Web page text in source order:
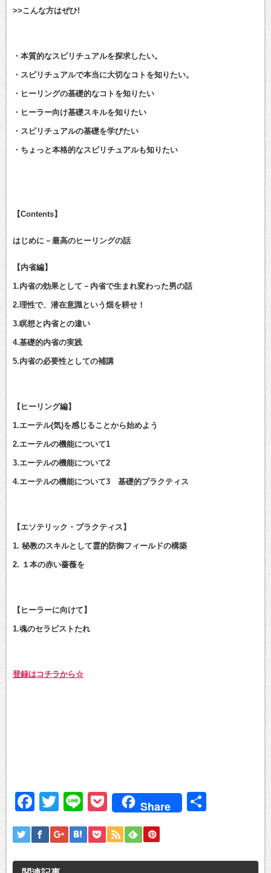
>>こんな方はぜひ!
・本質的なスピリチュアルを探求したい。
・スピリチュアルで本当に大切なコトを知りたい。
・ヒーリングの基礎的なコトを知りたい
・ヒーラー向け基礎スキルを知りたい
・スピリチュアルの基礎を学びたい
・ちょっと本格的なスピリチュアルも知りたい
【Contents】
はじめに－最高のヒーリングの話
【内省編】
1.内省の効果として－内省で生まれ変わった男の話
2.理性で、潜在意識という畑を耕せ！
3.瞑想と内省との違い
4.基礎的内省の実践
5.内省の必要性としての補講
【ヒーリング編】
1.エーテル(気)を感じることから始めよう
2.エーテルの機能について1
3.エーテルの機能について2
4.エーテルの機能について3 基礎的プラクティス
【エソテリック・プラクティス】
1. 秘教のスキルとして霊的防御フィールドの構築
2. １本の赤い薔薇を
【ヒーラーに向けて】
1.魂のセラピストたれ
登録はコチラから☆
Facebook
Twitter
LinePocket
Share